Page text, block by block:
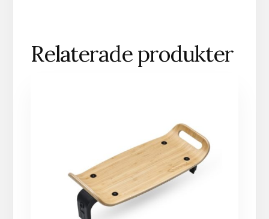
Relaterade produkter